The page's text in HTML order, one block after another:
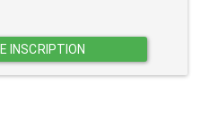
INSCRIPTION